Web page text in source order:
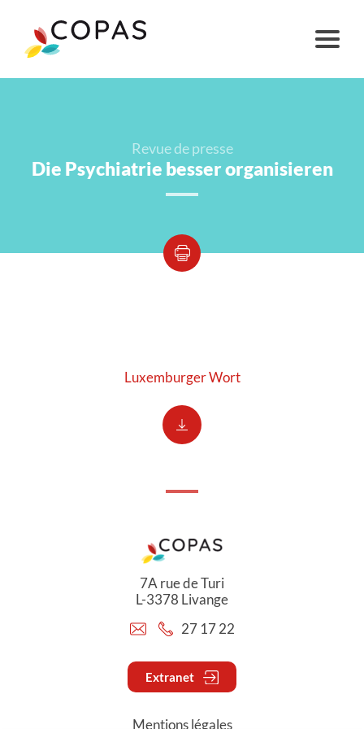
Revue de presse
Die Psychiatrie besser organisieren
Luxemburger Wort
7A rue de Turi
L-3378 Livange
27 17 22
Extranet
Mentions légales